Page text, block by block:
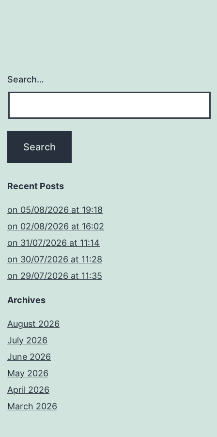
Search…
Recent Posts
​on 05/08/2026 at 19:18
​on 02/08/2026 at 16:02
​on 31/07/2026 at 11:14
​on 30/07/2026 at 11:28
​on 29/07/2026 at 11:35
Archives
August 2026
July 2026
June 2026
May 2026
April 2026
March 2026